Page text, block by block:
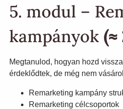
5. modul –
kampányok (≈
Megtanulod, hogyan hozd
érdeklődtek, de még nem
Remarketing kampány
Remarketing célcsoportok